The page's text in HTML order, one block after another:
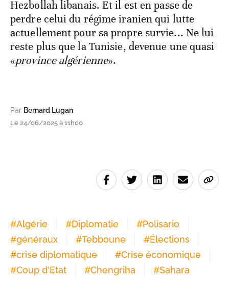
Hezbollah libanais. Et il est en passe de
perdre celui du régime iranien qui lutte
actuellement pour sa propre survie... Ne lui
reste plus que la Tunisie, devenue une quasi
«province algérienne».
Par Bernard Lugan
Le 24/06/2025 à 11h00
#Algérie #Diplomatie #Polisario
#généraux #Tebboune #Élections
#crise diplomatique #Crise économique
#Coup d'Etat #Chengriha #Sahara